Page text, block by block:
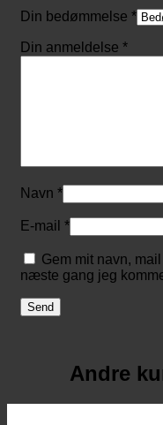
Din bedømmelse *
Din anmeldelse *
Navn *
E-mail *
Gem mit navn,
næste gang jeg
Andre